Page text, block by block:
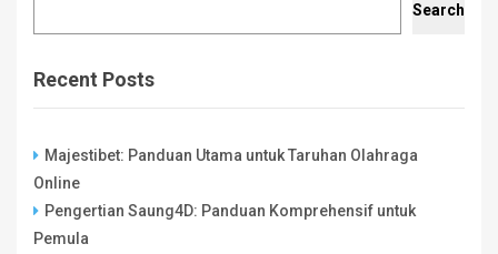
Search
Recent Posts
Majestibet: Panduan Utama untuk Taruhan Olahraga
Online
Pengertian Saung4D: Panduan Komprehensif untuk
Pemula